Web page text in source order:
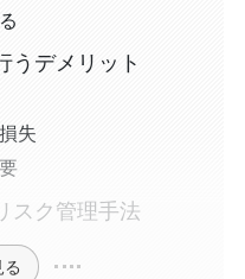
うデメリット
失
スク管理手法